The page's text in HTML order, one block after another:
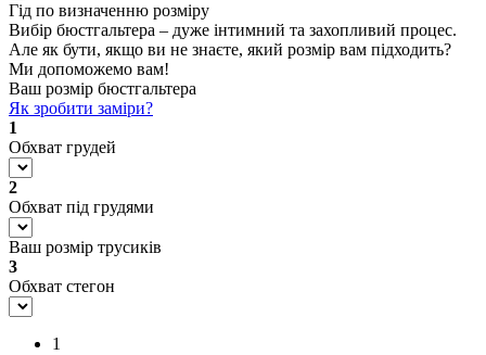
Гід по визначенню розміру
Вибір бюстгальтера – дуже інтимний та захопливий процес.
Але як бути, якщо ви не знаєте, який розмір вам підходить?
Ми допоможемо вам!
Ваш розмір бюстгальтера
Як зробити заміри?
1
Обхват грудей
2
Обхват під грудями
Ваш розмір трусиків
3
Обхват стегон
1